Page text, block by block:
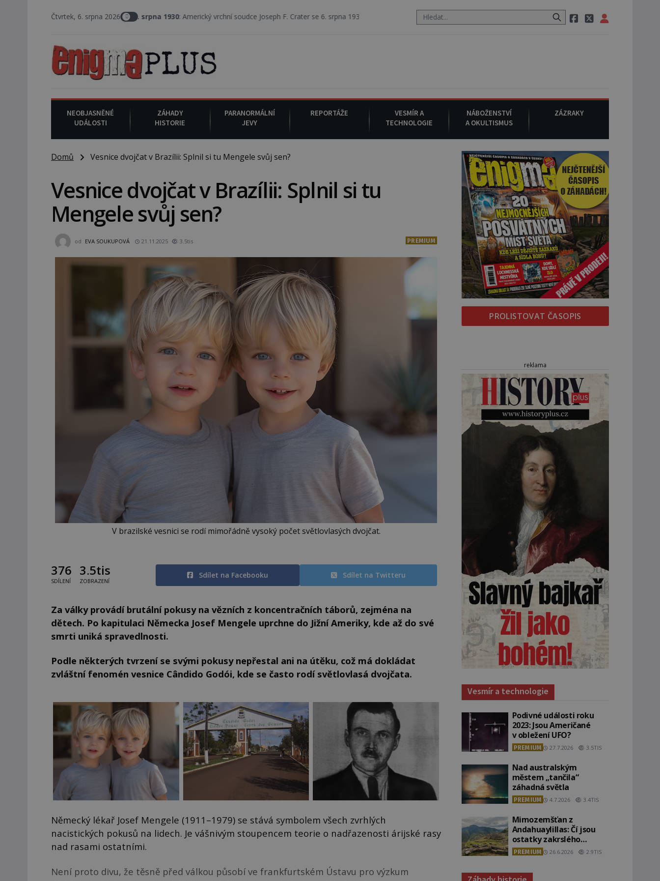
Čtvrtek, 6. srpna 2026
6. srpna 1930: Americký vrchní soudce Joseph F. Crater se 6. srpna 1930 navečeří ve své oblíbené restauraci, pak si na ulici zavolá taxi, nasedne do něj a už ho nikdy nikdo
NEOBJASNĚNÉ
UDÁLOSTI
ZÁHADY
HISTORIE
PARANORMÁLNÍ
JEVY
REPORTÁŽE
VESMÍR A
TECHNOLOGIE
NÁBOŽENSTVÍ
A OKULTISMUS
ZÁZRAKY
Domů Vesnice dvojčat v Brazílii: Splnil si tu Mengele svůj sen?
Vesnice dvojčat v Brazílii: Splnil si tu
Mengele svůj sen?
od EVA SOUKUPOVÁ 21.11.2025 3.5tis PREMIUM
V brazilské vesnici se rodí mimořádně vysoký počet světlovlasých dvojčat.
376
SDÍLENÍ
3.5tis
ZOBRAZENÍ
Sdílet na Facebooku Sdílet na Twitteru
Za války provádí brutální pokusy na vězních z koncentračních táborů, zejména na
dětech. Po kapitulaci Německa Josef Mengele uprchne do Jižní Ameriky, kde až do své
smrti uniká spravedlnosti.
Podle některých tvrzení se svými pokusy nepřestal ani na útěku, což má dokládat
zvláštní fenomén vesnice Cândido Godói, kde se často rodí světlovlasá dvojčata.
Německý lékař Josef Mengele (1911–1979) se stává symbolem všech zvrhlých
nacistických pokusů na lidech. Je vášnivým stoupencem teorie o nadřazenosti árijské rasy
nad rasami ostatními.
Není proto divu, že těsně před válkou působí ve frankfurtském Ústavu pro výzkum
PROLISTOVAT ČASOPIS
reklama
Vesmír a technologie
Podivné události roku
2023: Jsou Američané
v obležení UFO?
PREMIUM 27.7.2026 3.5TIS
Nad australským
městem „tančila“
záhadná světla
PREMIUM 4.7.2026 3.4TIS
Mimozemšťan z
Andahuaylillas: Čí jsou
ostatky zakrslého
stvoření s ohromnou
lebkou?
PREMIUM 26.6.2026 2.9TIS